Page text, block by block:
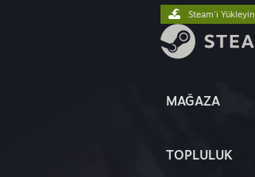
MAĞAZA
TOPLULUK
Steam'i Yükleyin